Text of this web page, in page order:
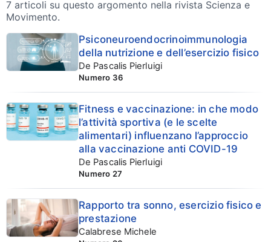
7 articoli su questo argomento nella rivista Scienza e
Movimento.
Articoli su well-beingPsiconeuroendocrinoimmunologia
della nutrizione e dell’esercizio fisico
De Pascalis Pierluigi
Numero 36
Fitness e vaccinazione: in che modo
l’attività sportiva (e le scelte
alimentari) influenzano l’approccio
alla vaccinazione anti COVID-19
De Pascalis Pierluigi
Numero 27
Rapporto tra sonno, esercizio fisico e
prestazione
Calabrese Michele